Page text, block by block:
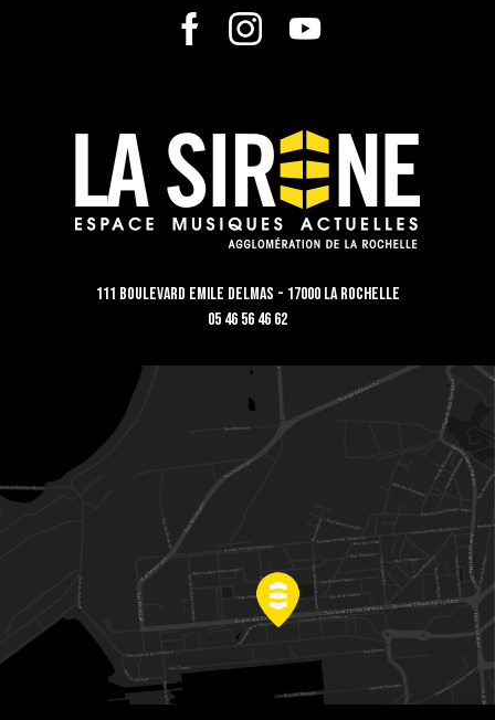
111 Boulevard Emile Delmas - 17000 La Rochelle
05 46 56 46 62